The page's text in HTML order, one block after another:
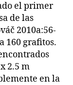
el primer
de las
2010a:56-
160 grafitos.
2.5 m
en la